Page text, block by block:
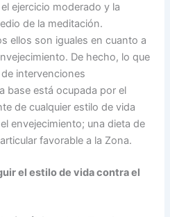
ejercicio moderado y la
de la meditación.
ellos son iguales en cuanto a
De hecho, lo que
intervenciones
base está ocupada por el
de cualquier estilo de vida
envejecimiento; una dieta de
favorable a la Zona.
el estilo de vida contra el